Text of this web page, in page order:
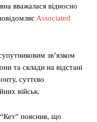
вважалася відносно
Associated
зв’язком
та склади на відстані
суттєво
військ.
пояснив, що